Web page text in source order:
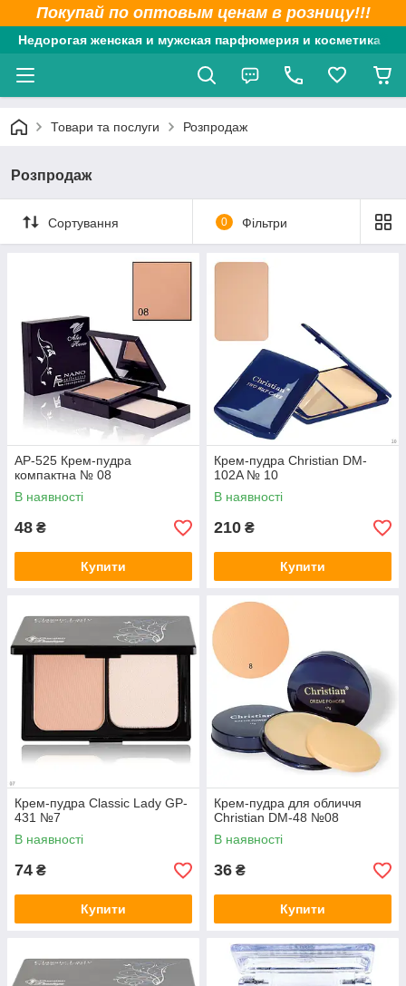
Покупай по оптовым ценам в розницу!!!
Недорогая женская и мужская парфюмерия и косметика
Товари та послуги Розпродаж
Розпродаж
Сортування 0 Фільтри
AP-525 Крем-пудра
компактна № 08
В наявності
48 ₴
Купити
Крем-пудра Christian DM-
102A № 10
В наявності
210 ₴
Купити
Крем-пудра Classic Lady GP-
431 №7
В наявності
74 ₴
Купити
Крем-пудра для обличчя
Christian DM-48 №08
В наявності
36 ₴
Купити